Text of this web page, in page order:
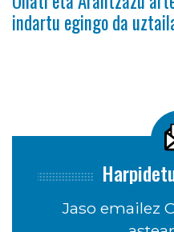
indartu egingo da
Jaso emailez